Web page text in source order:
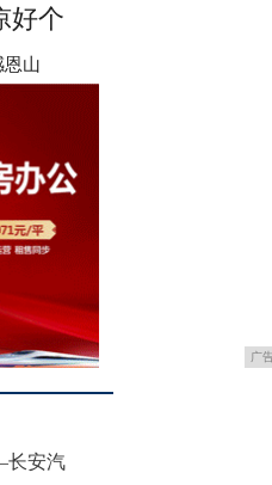
好个
恩山
广
长安汽